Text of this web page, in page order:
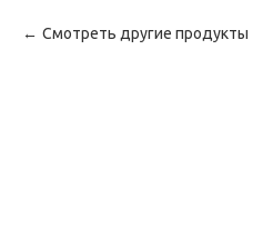
Смотреть другие продукты